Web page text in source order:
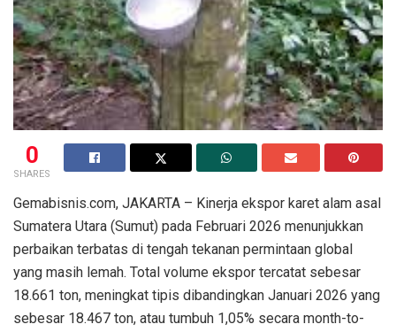
0
SHARES
Gemabisnis.com, JAKARTA – Kinerja ekspor karet alam asal
Sumatera Utara (Sumut) pada Februari 2026 menunjukkan
perbaikan terbatas di tengah tekanan permintaan global
yang masih lemah. Total volume ekspor tercatat sebesar
18.661 ton, meningkat tipis dibandingkan Januari 2026 yang
sebesar 18.467 ton, atau tumbuh 1,05% secara month-to-